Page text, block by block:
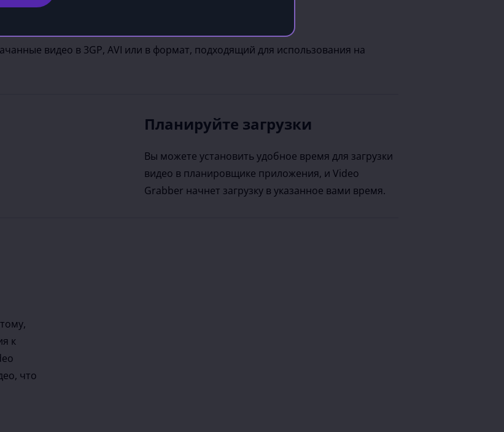
формат с легкостью
видео в 3GP, AVI или в формат, подходящий для использования на
Планируйте загрузки
Вы можете установить удобное время для загрузки
видео в планировщике приложения, и Video
Grabber начнет загрузку в указанное вами время.
к
что